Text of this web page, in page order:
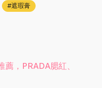
遮瑕膏
，PRADA腮紅、